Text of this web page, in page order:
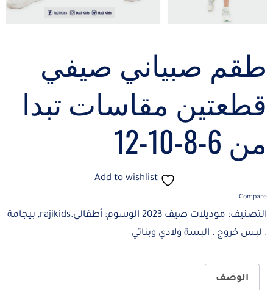
طقم صبياني صيفي
قطعتين مقاسات تبدا
من 6-8-10-12
Add to wishlist
Compare
التصنيف: موديلات صيف 2023 الوسوم: أطفالي.rajikids , بيجامة
. لبس خروج . البسة ولادي وبناتي
الوصف